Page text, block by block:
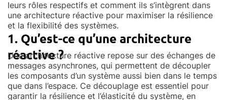
leurs rôles respectifs et comment ils s’intègrent dans
une architecture réactive pour maximiser la résilience
et la flexibilité des systèmes.
1. Qu’est-ce qu’une architecture
réactive ?
Une architecture réactive repose sur des échanges de
messages asynchrones, qui permettent de découpler
les composants d’un système aussi bien dans le temps
que dans l’espace. Ce découplage est essentiel pour
garantir la résilience et l’élasticité du système, en